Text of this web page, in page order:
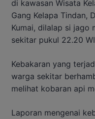
di kawasan Wisata
Gang Kelapa Tindan,
Kumai, dilalap si jago
sekitar pukul 22.20
Kebakaran yang
warga sekitar
melihat kobaran api
Laporan mengenai